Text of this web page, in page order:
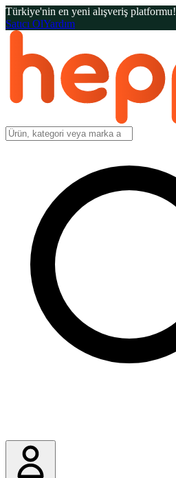
Türkiye'nin en yeni alışveriş platformu!
Satıcı OlYardım